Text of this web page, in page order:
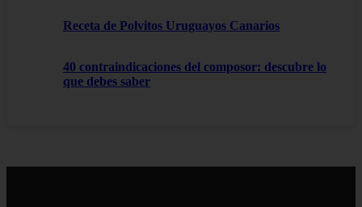
Receta de Polvitos Uruguayos Canarios
40 contraindicaciones del composor: descubre lo
que debes saber